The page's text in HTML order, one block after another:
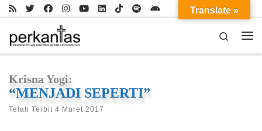
Skip to content
Search
Krisna Yogi:
“MENJADI SEPERTI”
Telah Terbit 4 Maret 2017
Translate »